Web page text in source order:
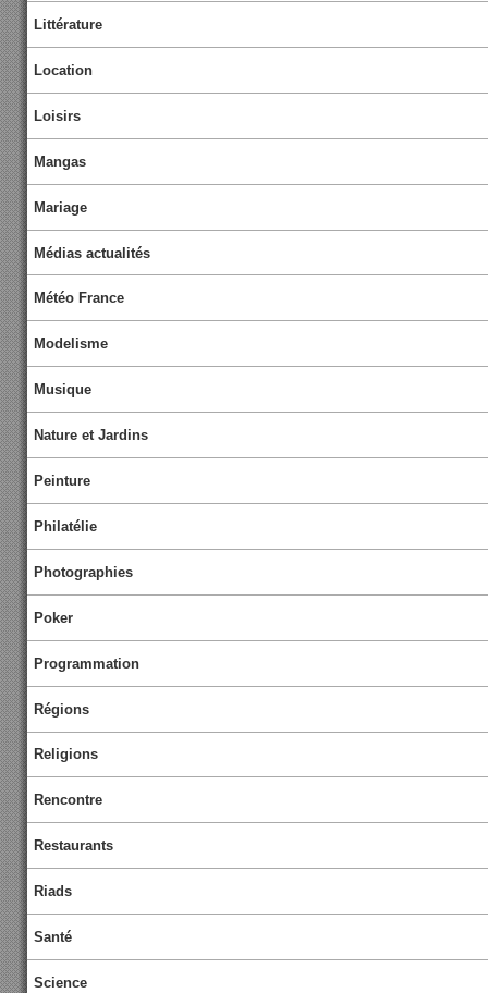
Littérature
Location
Loisirs
Mangas
Mariage
Médias actualités
Météo France
Modelisme
Musique
Nature et Jardins
Peinture
Philatélie
Photographies
Poker
Programmation
Régions
Religions
Rencontre
Restaurants
Riads
Santé
Science